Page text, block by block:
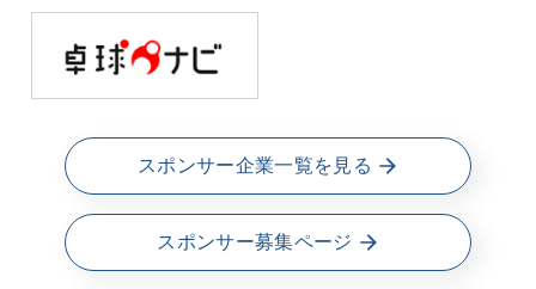
スポンサー企業一覧を見る
スポンサー募集ページ